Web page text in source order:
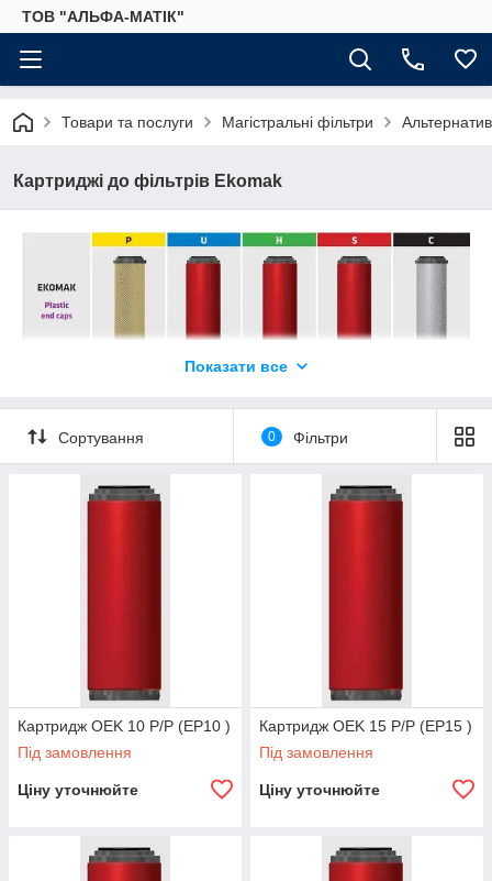
ТОВ "АЛЬФА-МАТІК"
Товари та послуги Магістральні фільтри
Картриджі до фільтрів Ekomak
Показати все
Сортування 0 Фільтри
Картридж OEK 10 P/P (EP10 )
Під замовлення
Ціну уточнюйте
Картридж OEK 15 P/P (EP15 )
Під замовлення
Ціну уточнюйте